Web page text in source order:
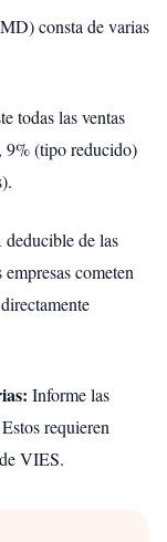
consta de varias
todas las ventas
9% (tipo reducido)
de las
cometen
Informe las
requieren
VIES.